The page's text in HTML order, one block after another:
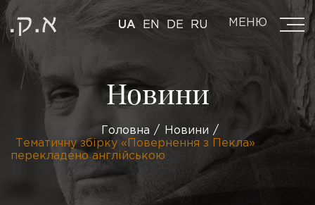
UA EN DE RU МЕНЮ
Новини
Головна
Новини
Тематичну збірку «Повернення з Пекла»
перекладено англійською